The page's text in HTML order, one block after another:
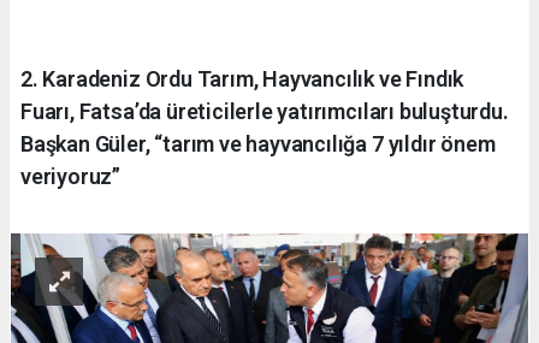
2. Karadeniz Ordu Tarım, Hayvancılık ve Fındık
Fuarı, Fatsa’da üreticilerle yatırımcıları buluşturdu.
Başkan Güler, “tarım ve hayvancılığa 7 yıldır önem
veriyoruz”